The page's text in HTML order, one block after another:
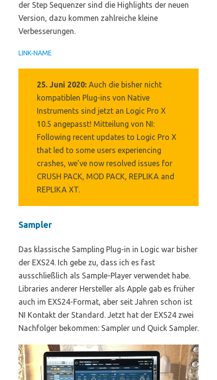
der Step Sequenzer sind die Highlights der neuen
Version, dazu kommen zahlreiche kleine
Verbesserungen.
LINK-NAME
25. Juni 2020: Auch die bisher nicht
kompatiblen Plug-ins von Native
Instruments sind jetzt an Logic Pro X
10.5 angepasst! Mitteilung von NI:
Following recent updates to Logic Pro X
that led to some users experiencing
crashes, we’ve now resolved issues for
CRUSH PACK, MOD PACK, REPLIKA and
REPLIKA XT.
Sampler
Das klassische Sampling Plug-in in Logic war bisher
der EXS24. Ich gebe zu, dass ich es fast
ausschließlich als Sample-Player verwendet habe.
Libraries anderer Hersteller als Apple gab es früher
auch im EXS24-Format, aber seit Jahren schon ist
NI Kontakt der Standard. Jetzt hat der EXS24 zwei
Nachfolger bekommen: Sampler und Quick Sampler.